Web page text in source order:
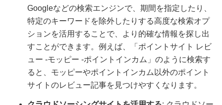
Googleなどの検索エンジンで、期間を指定したり、
特定のキーワードを除外したりする高度な検索オプ
ションを活用することで、より的確な情報を探し出
すことができます。例えば、「ポイントサイト レビ
ュー -モッピー -ポイントインカム」のように検索す
ると、モッピーやポイントインカム以外のポイント
サイトのレビュー記事を見つけやすくなります。